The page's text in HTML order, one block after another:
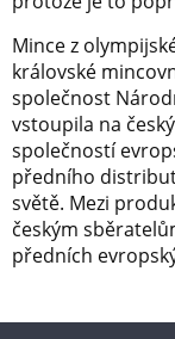
Mince z
královské
společnost
vstoupila na
společností
předního
světě. Mezi
českým
předních